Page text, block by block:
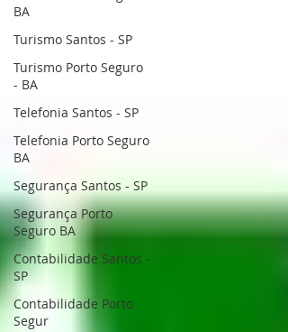
BA
Turismo Santos - SP
Turismo Porto Seguro
- BA
Telefonia Santos - SP
Telefonia Porto Seguro
BA
Segurança Santos - SP
Segurança Porto
Seguro BA
Contabilidade Santos -
SP
Contabilidade Porto
Segur